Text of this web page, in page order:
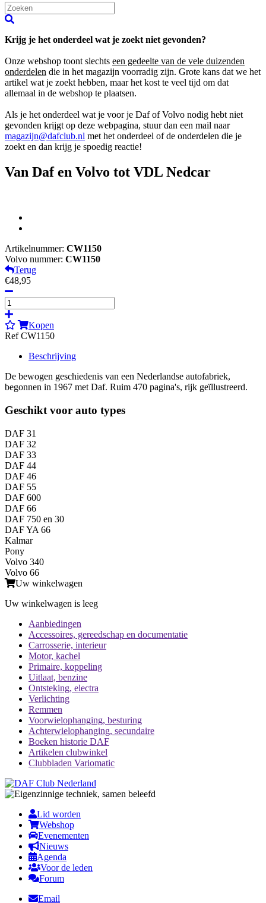
Krijg je het onderdeel wat je zoekt niet gevonden?
Onze webshop toont slechts een gedeelte van de vele duizenden
onderdelen die in het magazijn voorradig zijn. Grote kans dat we het
artikel wat je zoekt hebben, maar het kost te veel tijd om dat
allemaal in de webshop te plaatsen.
Als je het onderdeel wat je voor je Daf of Volvo nodig hebt niet
gevonden krijgt op deze webpagina, stuur dan een mail naar
magazijn@dafclub.nl met het onderdeel of de onderdelen die je
zoekt en dan krijg je spoedig reactie!
Van Daf en Volvo tot VDL Nedcar
Artikelnummer: CW1150
Volvo nummer: CW1150
Terug
€48,95
Kopen
Ref CW1150
Beschrijving
De bewogen geschiedenis van een Nederlandse autofabriek,
begonnen in 1967 met Daf. Ruim 470 pagina's, rijk geïllustreerd.
Geschikt voor auto types
DAF 31
DAF 32
DAF 33
DAF 44
DAF 46
DAF 55
DAF 600
DAF 66
DAF 750 en 30
DAF YA 66
Kalmar
Pony
Volvo 340
Volvo 66
Uw winkelwagen
Uw winkelwagen is leeg
Aanbiedingen
Accessoires, gereedschap en documentatie
Carrosserie, interieur
Motor, kachel
Primaire, koppeling
Uitlaat, benzine
Ontsteking, electra
Verlichting
Remmen
Voorwielophanging, besturing
Achterwielophanging, secundaire
Boeken historie DAF
Artikelen clubwinkel
Clubbladen Variomatic
Lid worden
Webshop
Evenementen
Nieuws
Agenda
Voor de leden
Forum
Email